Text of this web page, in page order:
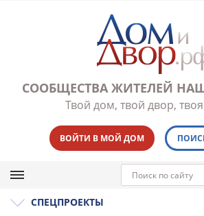
СООБЩЕСТВА ЖИТЕЛЕЙ
Твой дом, твой двор,
ВОЙТИ В МОЙ ДОМ
СПЕЦПРОЕКТЫ